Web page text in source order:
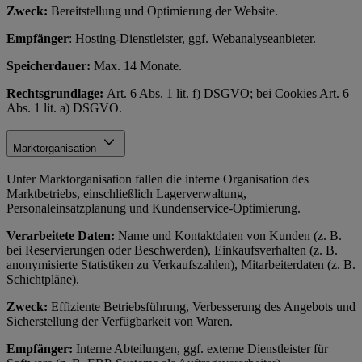
Zweck: Bereitstellung und Optimierung der Website.
Empfänger: Hosting-Dienstleister, ggf. Webanalyseanbieter.
Speicherdauer: Max. 14 Monate.
Rechtsgrundlage: Art. 6 Abs. 1 lit. f) DSGVO; bei Cookies Art. 6
Abs. 1 lit. a) DSGVO.
Marktorganisation
Unter Marktorganisation fallen die interne Organisation des
Marktbetriebs, einschließlich Lagerverwaltung,
Personaleinsatzplanung und Kundenservice-Optimierung.
Verarbeitete Daten: Name und Kontaktdaten von Kunden (z. B.
bei Reservierungen oder Beschwerden), Einkaufsverhalten (z. B.
anonymisierte Statistiken zu Verkaufszahlen), Mitarbeiterdaten (z. B.
Schichtpläne).
Zweck: Effiziente Betriebsführung, Verbesserung des Angebots und
Sicherstellung der Verfügbarkeit von Waren.
Empfänger: Interne Abteilungen, ggf. externe Dienstleister für